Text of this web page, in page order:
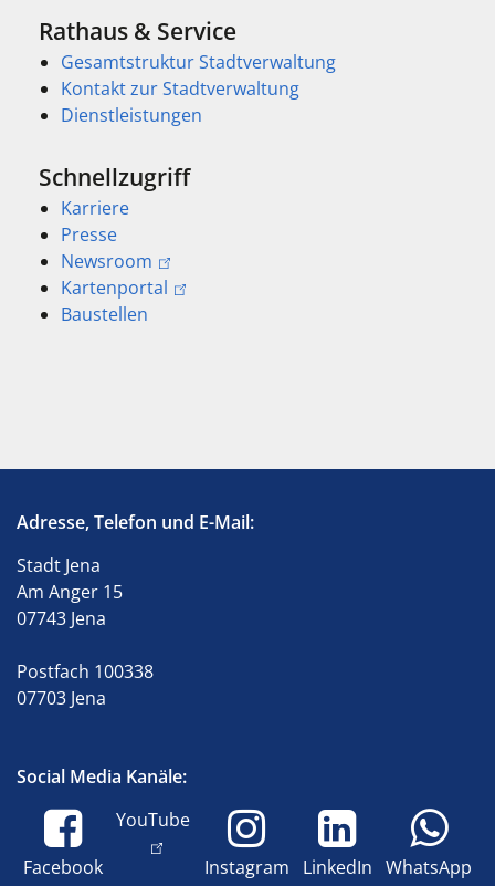
Rathaus & Service
Gesamtstruktur Stadtverwaltung
Kontakt zur Stadtverwaltung
Dienstleistungen
Schnellzugriff
Karriere
Presse
Newsroom
Kartenportal
Baustellen
Adresse, Telefon und E-Mail:
Stadt Jena
Am Anger 15
07743 Jena
Postfach 100338
07703 Jena
Social Media Kanäle:
Facebook
YouTube
Instagram
LinkedIn WhatsApp